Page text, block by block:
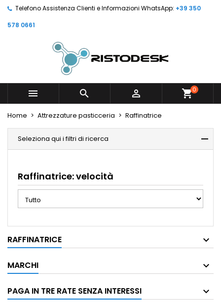
Telefono Assistenza Clienti e Informazioni WhatsApp: +39 350
578 0661
   shopping_cart0
Home Attrezzature pasticceria Raffinatrice
Seleziona qui i filtri di ricerca
Raffinatrice: velocità
RAFFINATRICE
MARCHI
PAGA IN TRE RATE SENZA INTERESSI